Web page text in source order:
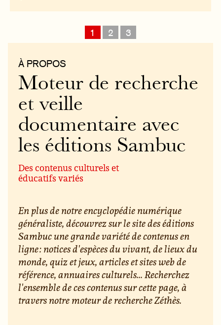
1 2 3
À PROPOS
Moteur de recherche
et veille
documentaire avec
les éditions Sambuc
Des contenus culturels et
éducatifs variés
En plus de notre encyclopédie numérique
généraliste, découvrez sur le site des éditions
Sambuc une grande variété de contenus en
ligne : notices d'espèces du vivant, de lieux du
monde, quiz et jeux, articles et sites web de
référence, annuaires culturels... Recherchez
l'ensemble de ces contenus sur cette page, à
travers notre moteur de recherche Zéthès.